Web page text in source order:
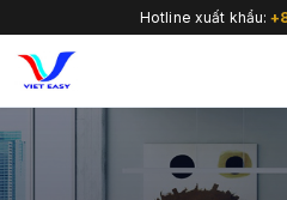
Hotline xuất khẩu: